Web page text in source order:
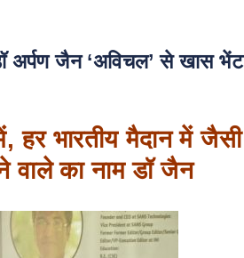
अर्पण जैन ‘अविचल’ से खास भेंट
हर भारतीय मैदान में जैसी
का नाम डॉ जैन